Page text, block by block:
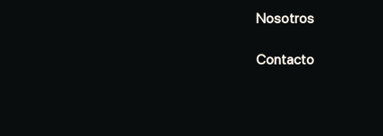
Nosotros
Contacto